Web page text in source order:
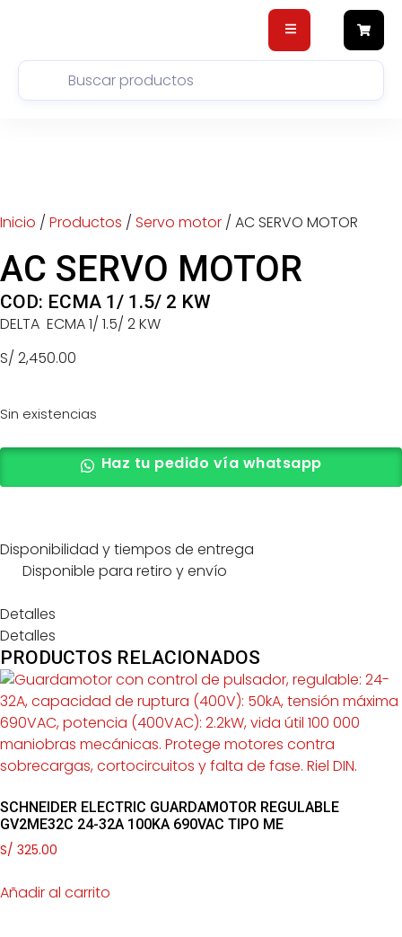
Inicio / Productos / Servo motor / AC SERVO MOTOR
AC SERVO MOTOR
COD: ECMA 1/ 1.5/ 2 KW
DELTA ECMA 1/ 1.5/ 2 KW
S/ 2,450.00
Sin existencias
Haz tu pedido vía whatsapp
Disponibilidad y tiempos de entrega
Disponible para retiro y envío
Detalles
Detalles
PRODUCTOS RELACIONADOS
SCHNEIDER ELECTRIC GUARDAMOTOR REGULABLE
GV2ME32C 24-32A 100KA 690VAC TIPO ME
S/ 325.00
Añadir al carrito